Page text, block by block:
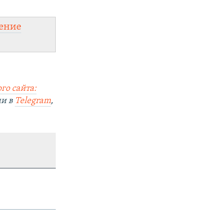
сайта:
в Telegram,